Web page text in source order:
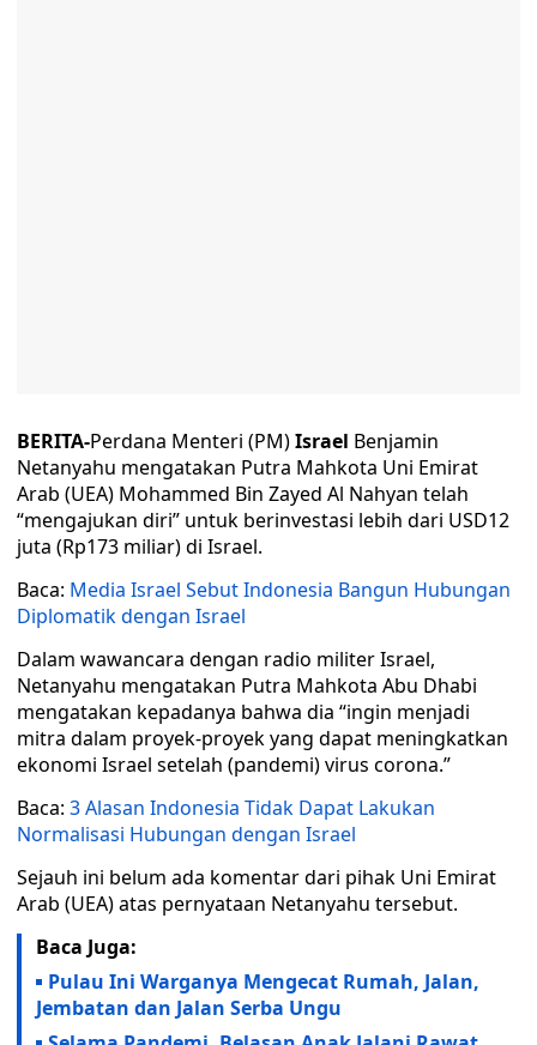
BERITA-Perdana Menteri (PM)Israel Benjamin
Netanyahu mengatakan Putra Mahkota Uni Emirat
Arab (UEA) Mohammed Bin Zayed Al Nahyan telah
“mengajukan diri” untuk berinvestasi lebih dari USD12
juta (Rp173 miliar) di Israel.
Baca: Media Israel Sebut Indonesia Bangun Hubungan
Diplomatik dengan Israel
Dalam wawancara dengan radio militer Israel,
Netanyahu mengatakan Putra Mahkota Abu Dhabi
mengatakan kepadanya bahwa dia “ingin menjadi
mitra dalam proyek-proyek yang dapat meningkatkan
ekonomi Israel setelah (pandemi) virus corona.”
Baca: 3 Alasan Indonesia Tidak Dapat Lakukan
Normalisasi Hubungan dengan Israel
Sejauh ini belum ada komentar dari pihak Uni Emirat
Arab (UEA) atas pernyataan Netanyahu tersebut.
Baca Juga:
Pulau Ini Warganya Mengecat Rumah, Jalan,
Jembatan dan Jalan Serba Ungu